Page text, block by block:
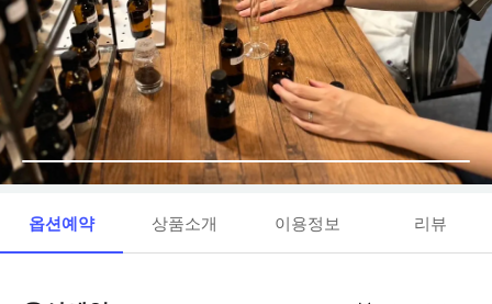
옵션예약 상품소개 이용정보 리뷰